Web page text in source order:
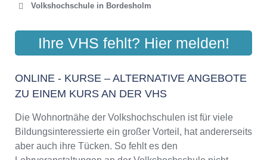
Volkshochschule in Bordesholm
VOLKSHOCHSCHULE
BORDESHOLM-WATTENBEK
Aktualisiert: August 2021
Ihre VHS fehlt? Hier melden!
ONLINE - KURSE – ALTERNATIVE ANGEBOTE
ZU EINEM KURS AN DER VHS
Die Wohnortnähe der Volkshochschulen ist für viele
Bildungsinteressierte ein großer Vorteil, hat andererseits
aber auch ihre Tücken. So fehlt es den